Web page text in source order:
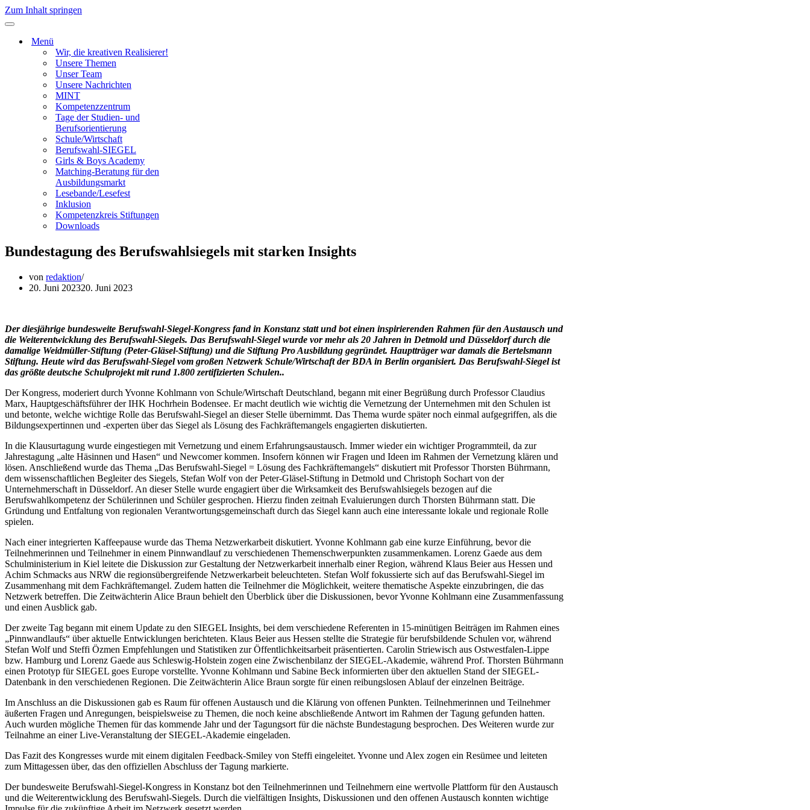
Zum Inhalt springen
Navigationsmenü
Menü
Wir, die kreativen Realisierer!
Unsere Themen
Unser Team
Unsere Nachrichten
MINT
Kompetenzzentrum
Tage der Studien- und
Berufsorientierung
Schule/Wirtschaft
Berufswahl-SIEGEL
Girls & Boys Academy
Matching-Beratung für den
Ausbildungsmarkt
Lesebande/Lesefest
Inklusion
Kompetenzkreis Stiftungen
Downloads
Bundestagung des Berufswahlsiegels mit starken Insights
von redaktion
20. Juni 202320. Juni 2023
Der diesjährige bundesweite Berufswahl-Siegel-Kongress fand in Konstanz statt und bot einen inspirierenden Rahmen für den Austausch und
die Weiterentwicklung des Berufswahl-Siegels. Das Berufswahl-Siegel wurde vor mehr als 20 Jahren in Detmold und Düsseldorf durch die
damalige Weidmüller-Stiftung (Peter-Gläsel-Stiftung) und die Stiftung Pro Ausbildung gegründet. Hauptträger war damals die Bertelsmann
Stiftung. Heute wird das Berufswahl-Siegel vom großen Netzwerk Schule/Wirtschaft der BDA in Berlin organisiert. Das Berufswahl-Siegel ist
das größte deutsche Schulprojekt mit rund 1.800 zertifizierten Schulen..
Der Kongress, moderiert durch Yvonne Kohlmann von Schule/Wirtschaft Deutschland, begann mit einer Begrüßung durch Professor Claudius
Marx, Hauptgeschäftsführer der IHK Hochrhein Bodensee. Er macht deutlich wie wichtig die Vernetzung der Unternehmen mit den Schulen ist
und betonte, welche wichtige Rolle das Berufswahl-Siegel an dieser Stelle übernimmt. Das Thema wurde später noch einmal aufgegriffen, als die
Bildungsexpertinnen und -experten über das Siegel als Lösung des Fachkräftemangels engagierten diskutierten.
In die Klausurtagung wurde eingestiegen mit Vernetzung und einem Erfahrungsaustausch. Immer wieder ein wichtiger Programmteil, da zur
Jahrestagung „alte Häsinnen und Hasen“ und Newcomer kommen. Insofern können wir Fragen und Ideen im Rahmen der Vernetzung klären und
lösen. Anschließend wurde das Thema „Das Berufswahl-Siegel = Lösung des Fachkräftemangels“ diskutiert mit Professor Thorsten Bührmann,
dem wissenschaftlichen Begleiter des Siegels, Stefan Wolf von der Peter-Gläsel-Stiftung in Detmold und Christoph Sochart von der
Unternehmerschaft in Düsseldorf. An dieser Stelle wurde engagiert über die Wirksamkeit des Berufswahlsiegels bezogen auf die
Berufswahlkompetenz der Schülerinnen und Schüler gesprochen. Hierzu finden zeitnah Evaluierungen durch Thorsten Bührmann statt. Die
Gründung und Entfaltung von regionalen Verantwortungsgemeinschaft durch das Siegel kann auch eine interessante lokale und regionale Rolle
spielen.
Nach einer integrierten Kaffeepause wurde das Thema Netzwerkarbeit diskutiert. Yvonne Kohlmann gab eine kurze Einführung, bevor die
Teilnehmerinnen und Teilnehmer in einem Pinnwandlauf zu verschiedenen Themenschwerpunkten zusammenkamen. Lorenz Gaede aus dem
Schulministerium in Kiel leitete die Diskussion zur Gestaltung der Netzwerkarbeit innerhalb einer Region, während Klaus Beier aus Hessen und
Achim Schmacks aus NRW die regionsübergreifende Netzwerkarbeit beleuchteten. Stefan Wolf fokussierte sich auf das Berufswahl-Siegel im
Zusammenhang mit dem Fachkräftemangel. Zudem hatten die Teilnehmer die Möglichkeit, weitere thematische Aspekte einzubringen, die das
Netzwerk betreffen. Die Zeitwächterin Alice Braun behielt den Überblick über die Diskussionen, bevor Yvonne Kohlmann eine Zusammenfassung
und einen Ausblick gab.
Der zweite Tag begann mit einem Update zu den SIEGEL Insights, bei dem verschiedene Referenten in 15-minütigen Beiträgen im Rahmen eines
„Pinnwandlaufs“ über aktuelle Entwicklungen berichteten. Klaus Beier aus Hessen stellte die Strategie für berufsbildende Schulen vor, während
Stefan Wolf und Steffi Özmen Empfehlungen und Statistiken zur Öffentlichkeitsarbeit präsentierten. Carolin Striewisch aus Ostwestfalen-Lippe
bzw. Hamburg und Lorenz Gaede aus Schleswig-Holstein zogen eine Zwischenbilanz der SIEGEL-Akademie, während Prof. Thorsten Bührmann
einen Prototyp für SIEGEL goes Europe vorstellte. Yvonne Kohlmann und Sabine Beck informierten über den aktuellen Stand der SIEGEL-
Datenbank in den verschiedenen Regionen. Die Zeitwächterin Alice Braun sorgte für einen reibungslosen Ablauf der einzelnen Beiträge.
Im Anschluss an die Diskussionen gab es Raum für offenen Austausch und die Klärung von offenen Punkten. Teilnehmerinnen und Teilnehmer
äußerten Fragen und Anregungen, beispielsweise zu Themen, die noch keine abschließende Antwort im Rahmen der Tagung gefunden hatten.
Auch wurden mögliche Themen für das kommende Jahr und der Tagungsort für die nächste Bundestagung besprochen. Des Weiteren wurde zur
Teilnahme an einer Live-Veranstaltung der SIEGEL-Akademie eingeladen.
Das Fazit des Kongresses wurde mit einem digitalen Feedback-Smiley von Steffi eingeleitet. Yvonne und Alex zogen ein Resümee und leiteten
zum Mittagessen über, das den offiziellen Abschluss der Tagung markierte.
Der bundesweite Berufswahl-Siegel-Kongress in Konstanz bot den Teilnehmerinnen und Teilnehmern eine wertvolle Plattform für den Austausch
und die Weiterentwicklung des Berufswahl-Siegels. Durch die vielfältigen Insights, Diskussionen und den offenen Austausch konnten wichtige